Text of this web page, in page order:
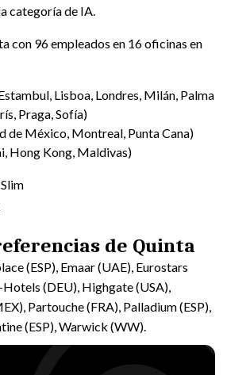
categoría de IA.
con 96 empleados en 16 oficinas en
Lisboa, Londres, Milán, Palma
Praga, Sofía)
de México, Montreal, Punta Cana)
Hong Kong, Maldivas)
de Quinta
(ESP), Emaar (UAE), Eurostars
(DEU), Highgate (USA),
Partouche (FRA), Palladium (ESP),
(ESP), Warwick (WW).